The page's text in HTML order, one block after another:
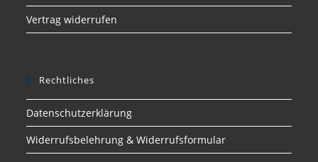
Vertrag widerrufen
Rechtliches
Datenschutzerklärung
Widerrufsbelehrung & Widerrufsformular